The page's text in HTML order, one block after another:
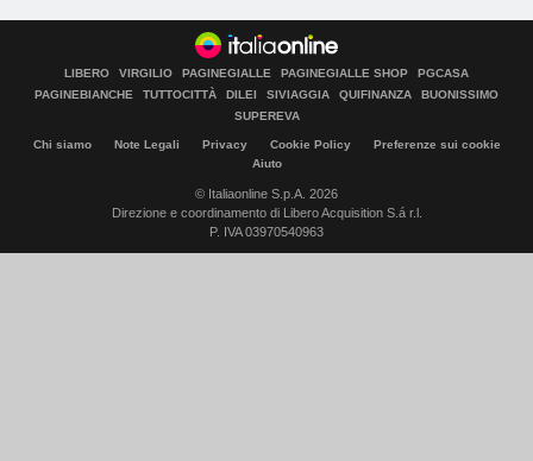
LIBERO VIRGILIO PAGINEGIALLE PAGINEGIALLE SHOP
PGCASA
PAGINEBIANCHE
TUTTOCITTÀ DILEI SIVIAGGIA QUIFINANZA
BUONISSIMO
SUPEREVA
Chi siamo Note Legali Privacy Cookie Policy
Preferenze sui cookie
Aiuto
© Italiaonline S.p.A. 2026
Direzione e coordinamento di Libero Acquisition S.á r.l.
P. IVA 03970540963